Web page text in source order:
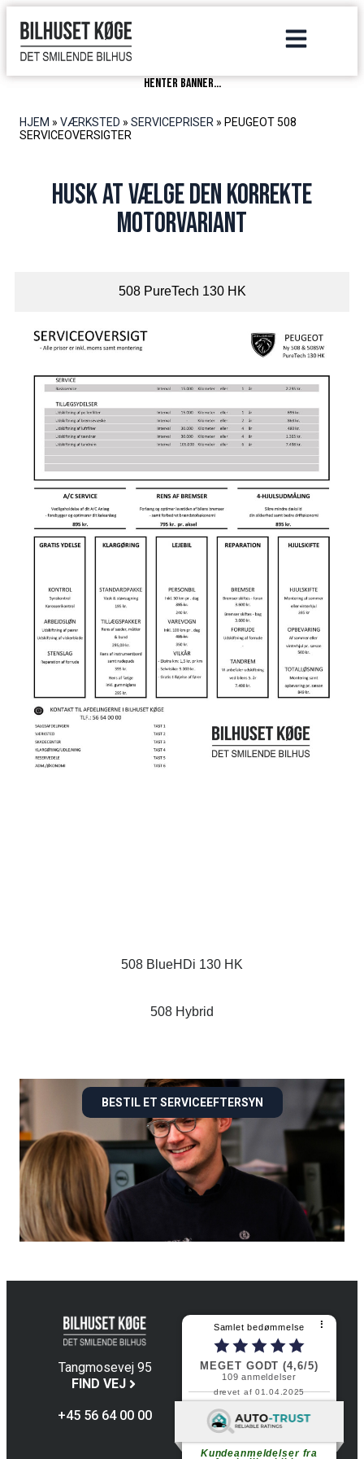
henter banner...
HJEM » VÆRKSTED » SERVICEPRISER » PEUGEOT 508
SERVICEOVERSIGTER
Husk at vælge den korrekte
motorvariant
508 PureTech 130 HK
508 BlueHDi 130 HK
508 Hybrid
BESTIL ET SERVICEEFTERSYN
Tangmosevej 95
4600 Køge
FIND VEJ
+45 56 64 00 00
Samlet bedømmelse ⠇
MEGET GODT (4,6/5)
109anmeldelser
drevet af 01.04.2025
Kundeanmeldelser fra
Fortsæt med at læse